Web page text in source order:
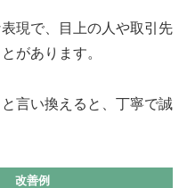
現で、目上の人や取引先
があります。
言い換えると、丁寧で誠
改善例